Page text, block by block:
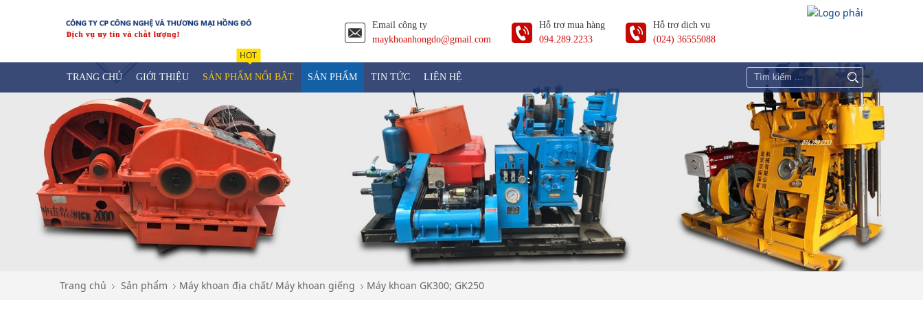
Email công ty
maykhoanhongdo@gmail.com
Hỗ trợ mua hàng
094.289.2233
Hỗ trợ dịch vụ
(024) 36555088
TRANG CHỦ GIỚI THIỆU
HOT
SẢN PHẨM NỔI BẬT SẢN PHẨM TIN TỨC LIÊN HỆ
Trang chủ Sản phẩm Máy khoan địa chất/ Máy khoan giếng Máy khoan GK300; GK250